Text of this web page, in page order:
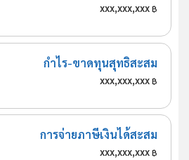
xxx,xxx,xxx฿
กำไร-ขาดทุนสุทธิสะสม
xxx,xxx,xxx฿
การจ่ายภาษีเงินได้สะสม
xxx,xxx,xxx฿